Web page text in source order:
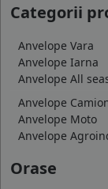
Categorii
Anvelope Vara
Anvelope Iarna
Anvelope All
Anvelope
Anvelope Moto
Anvelope
Orase